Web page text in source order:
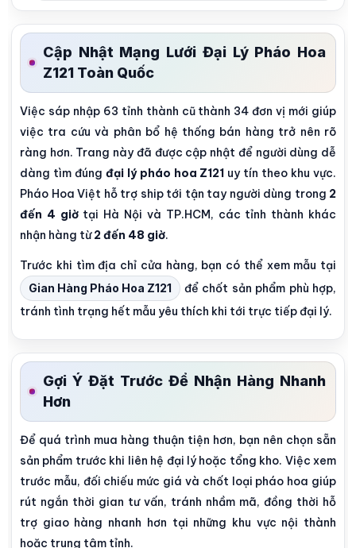
Cập Nhật Mạng Lưới Đại Lý Pháo Hoa
Z121 Toàn Quốc
Việc sáp nhập 63 tỉnh thành cũ thành 34 đơn vị mới giúp
việc tra cứu và phân bổ hệ thống bán hàng trở nên rõ
ràng hơn. Trang này đã được cập nhật để người dùng dễ
dàng tìm đúng đại lý pháo hoa Z121 uy tín theo khu vực.
Pháo Hoa Việt hỗ trợ ship tới tận tay người dùng trong 2
đến 4 giờtại Hà Nội và TP.HCM, các tỉnh thành khác
nhận hàng từ2 đến 48 giờ.
Trước khi tìm địa chỉ cửa hàng, bạn có thể xem mẫu tại
Gian Hàng Pháo Hoa Z121
để chốt sản phẩm phù hợp,
tránh tình trạng hết mẫu yêu thích khi tới trực tiếp đại lý.
Gợi Ý Đặt Trước Để Nhận Hàng Nhanh
Hơn
Để quá trình mua hàng thuận tiện hơn, bạn nên chọn sẵn
sản phẩm trước khi liên hệ đại lý hoặc tổng kho. Việc xem
trước mẫu, đối chiếu mức giá và chốt loại pháo hoa giúp
rút ngắn thời gian tư vấn, tránh nhầm mã, đồng thời hỗ
trợ giao hàng nhanh hơn tại những khu vực nội thành
hoặc trung tâm tỉnh.